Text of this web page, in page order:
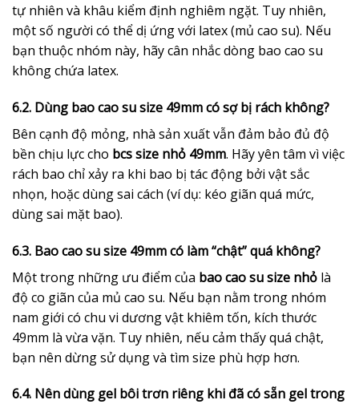
tự nhiên và khâu kiểm định nghiêm ngặt. Tuy nhiên,
một số người có thể dị ứng với latex (mủ cao su). Nếu
bạn thuộc nhóm này, hãy cân nhắc dòng bao cao su
không chứa latex.
6.2. Dùng bao cao su size 49mm có sợ bị rách không?
Bên cạnh độ mỏng, nhà sản xuất vẫn đảm bảo đủ độ
bền chịu lực cho bcs size nhỏ 49mm. Hãy yên tâm vì việc
rách bao chỉ xảy ra khi bao bị tác động bởi vật sắc
nhọn, hoặc dùng sai cách (ví dụ: kéo giãn quá mức,
dùng sai mặt bao).
6.3. Bao cao su size 49mm có làm “chật” quá không?
Một trong những ưu điểm của bao cao su size nhỏ là
độ co giãn của mủ cao su. Nếu bạn nằm trong nhóm
nam giới có chu vi dương vật khiêm tốn, kích thước
49mm là vừa vặn. Tuy nhiên, nếu cảm thấy quá chật,
bạn nên dừng sử dụng và tìm size phù hợp hơn.
6.4. Nên dùng gel bôi trơn riêng khi đã có sẵn gel trong